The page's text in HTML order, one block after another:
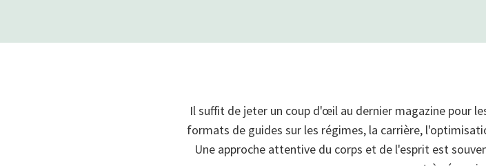
Il suffit de jeter un coup d'œil au dernier magazine pour
formats de guides sur les régimes, la carrière,
Une approche attentive du corps et de l'esprit est